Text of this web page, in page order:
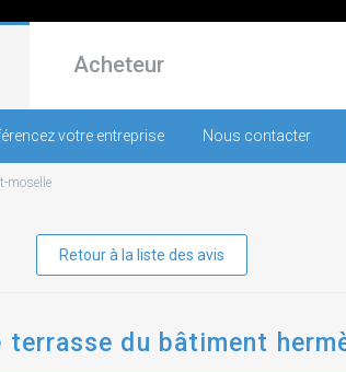
Acheteur
votre entreprise Nous contacter
moselle
Retour à la liste des avis
du bâtiment